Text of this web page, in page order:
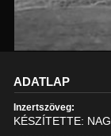
ADATLAP
Inzertszöveg:
KÉSZÍTETTE: